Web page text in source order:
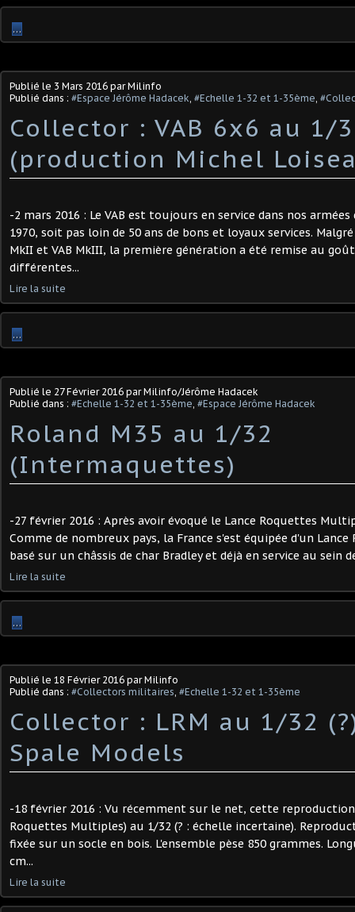
…
Publié le 3 Mars 2016 par Milinfo
Publié dans : #Espace Jérôme Hadacek, #Echelle 1-32 et 1-35ème,
Collector : VAB 6x6 au 1/
(production Michel
-2 mars 2016 : Le VAB est toujours en service dans nos
1970, soit pas loin de 50 ans de bons et loyaux services.
MkII et VAB MkIII, la première génération a été remise au
différentes...
Lire la suite
…
Publié le 27 Février 2016 par Milinfo/Jérôme Hadacek
Publié dans : #Echelle 1-32 et 1-35ème, #Espace Jérôme Hadacek
Roland M35 au 1/32
(Intermaquettes)
-27 février 2016 : Après avoir évoqué le Lance Roquettes
Comme de nombreux pays, la France s'est équipée d'un
basé sur un châssis de char Bradley et déjà en service au sein
Lire la suite
…
Publié le 18 Février 2016 par Milinfo
Publié dans : #Collectors militaires, #Echelle 1-32 et 1-35ème
Collector : LRM au 1/32
Spale Models
-18 février 2016 : Vu récemment sur le net, cette reproduction
Roquettes Multiples) au 1/32 (? : échelle incertaine).
fixée sur un socle en bois. L'ensemble pèse 850 grammes.
cm...
Lire la suite